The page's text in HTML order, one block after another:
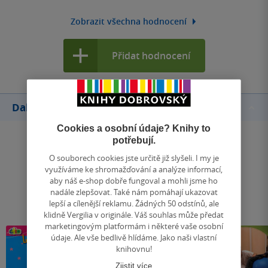
Zobrazit všechna hodnocení
Přidat hodnocení
Další knihy autora
Cookies a osobní údaje? Knihy to
potřebují.
O souborech cookies jste určitě již slyšeli. I my je
využíváme ke shromažďování a analýze informací,
aby náš e-shop dobře fungoval a mohli jsme ho
nadále zlepšovat. Také nám pomáhají ukazovat
lepší a cílenější reklamu. Žádných 50 odstínů, ale
klidně Vergilia v originále. Váš souhlas může předat
marketingovým platformám i některé vaše osobní
údaje. Ale vše bedlivě hlídáme. Jako naši vlastní
knihovnu!
Zjistit více